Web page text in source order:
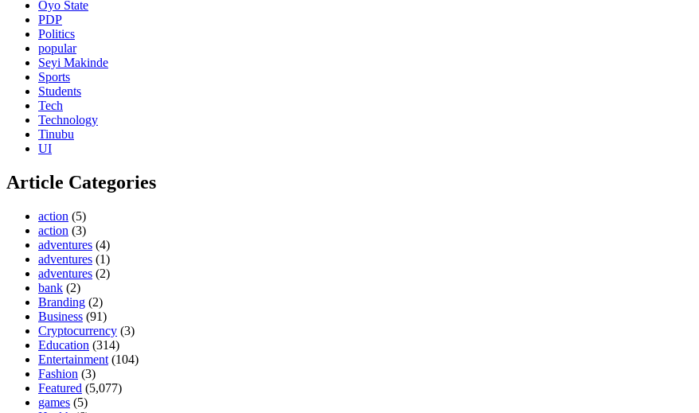
Oyo State
PDP
Politics
popular
Seyi Makinde
Sports
Students
Tech
Technology
Tinubu
UI
Article Categories
action (5)
action (3)
adventures (4)
adventures (1)
adventures (2)
bank (2)
Branding (2)
Business (91)
Cryptocurrency (3)
Education (314)
Entertainment (104)
Fashion (3)
Featured (5,077)
games (5)